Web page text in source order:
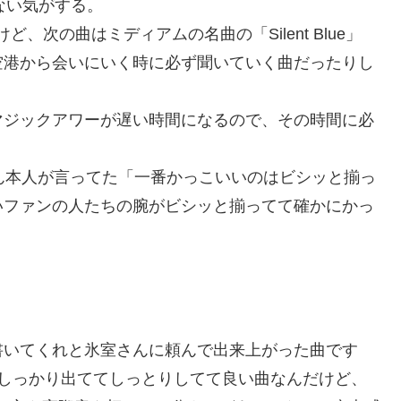
気がする。
、次の曲はミディアムの名曲の「Silent Blue」
から会いにいく時に必ず聞いていく曲だったりし
ックアワーが遅い時間になるので、その時間に必
人が言ってた「一番かっこいいのはビシッと揃っ
ァンの人たちの腕がビシッと揃ってて確かにかっ
てくれと氷室さんに頼んで出来上がった曲です
かり出ててしっとりしてて良い曲なんだけど、